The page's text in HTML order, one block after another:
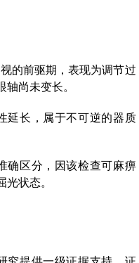
的前驱期，表现为调节过
尚未变长。
延长，属于不可逆的器质
确区分，因该检查可麻痹
状态。